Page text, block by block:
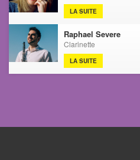
LA SUITE
Raphael Severe
Clarinette
LA SUITE